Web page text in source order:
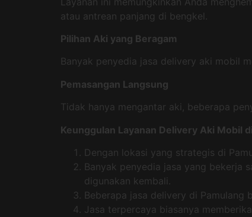
atau antrean panjang di bengkel.
Pilihan Aki yang Beragam
Banyak penyedia jasa delivery aki mobil
Pemasangan Langsung
Tidak hanya mengantar aki, beberapa
Keunggulan Layanan Delivery Aki Mobil
Dengan lokasi yang strategis di
Banyak penyedia jasa yang bekerja
digunakan kembali.
Beberapa jasa delivery di
Jasa terpercaya biasanya